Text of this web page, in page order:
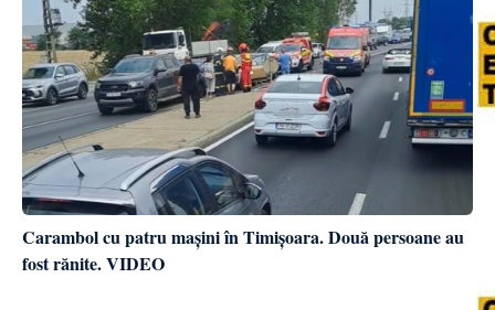
Carambol cu patru mașini în Timișoara. Două persoane au
fost rănite. VIDEO